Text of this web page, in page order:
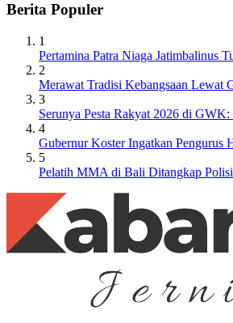
Berita Populer
1
Pertamina Patra Niaga Jatimbalinus
2
Merawat Tradisi Kebangsaan Lewat
3
Serunya Pesta Rakyat 2026 di
4
Gubernur Koster Ingatkan Pengurus
5
Pelatih MMA di Bali Ditangkap